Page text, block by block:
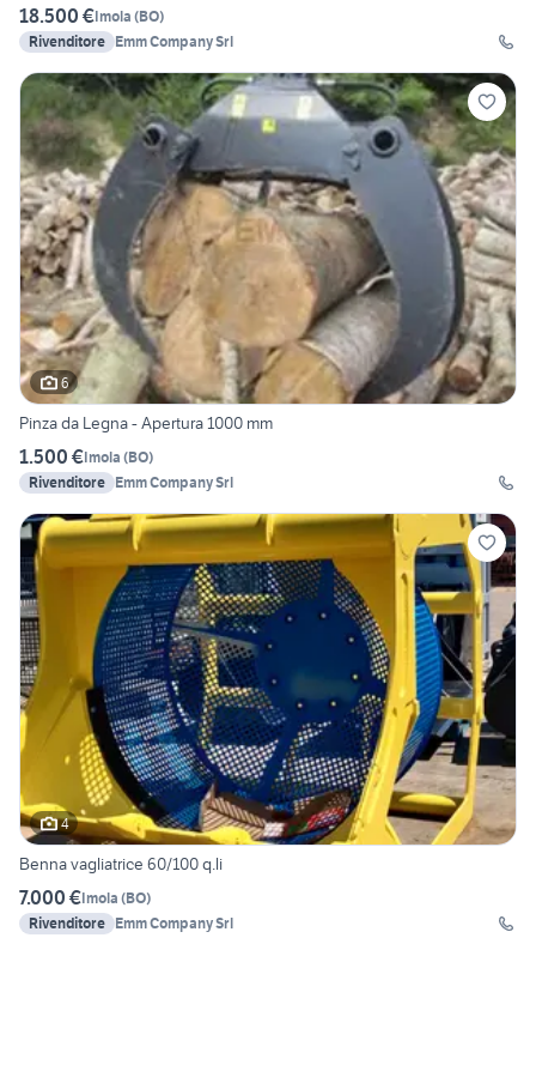
18.500 €Imola (BO)
Rivenditore Emm Company Srl
6
Pinza da Legna - Apertura 1000 mm
1.500 €Imola (BO)
Rivenditore Emm Company Srl
4
Benna vagliatrice 60/100 q.li
7.000 €Imola (BO)
Rivenditore Emm Company Srl